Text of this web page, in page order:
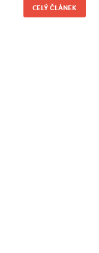
CELÝ ČLÁNEK